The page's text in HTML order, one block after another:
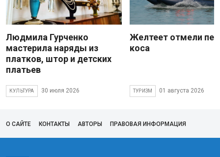
Людмила Гурченко
мастерила наряды из
платков, штор и детских
платьев
КУЛЬТУРА 30 июля 2026
Желтеет отмели
коса
ТУРИЗМ 01 августа 2026
О САЙТЕ КОНТАКТЫ АВТОРЫ ПРАВОВАЯ ИНФОРМАЦИЯ